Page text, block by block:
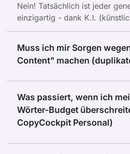
Erstklassiger Support
30-Tage-Geld-zurück
Nein! Tatsächlich ist jeder
einzigartig - dank K.I.
Muss ich mir Sorgen
Content" machen
Was passiert, wenn ich
Wörter-Budget
CopyCockpit Personal)